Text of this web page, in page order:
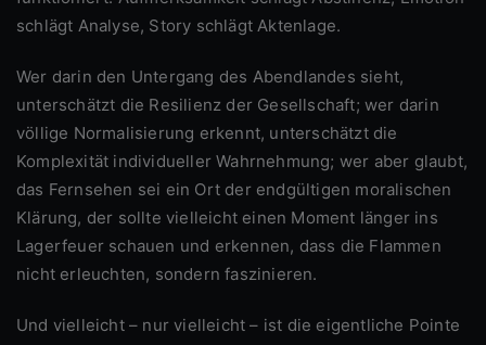
schlägt Analyse, Story schlägt Aktenlage.
Wer darin den Untergang des Abendlandes sieht,
unterschätzt die Resilienz der Gesellschaft; wer darin
völlige Normalisierung erkennt, unterschätzt die
Komplexität individueller Wahrnehmung; wer aber glaubt,
das Fernsehen sei ein Ort der endgültigen moralischen
Klärung, der sollte vielleicht einen Moment länger ins
Lagerfeuer schauen und erkennen, dass die Flammen
nicht erleuchten, sondern faszinieren.
Und vielleicht – nur vielleicht – ist die eigentliche Pointe